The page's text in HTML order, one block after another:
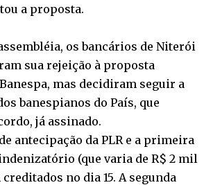
a proposta.
os bancários de Niterói
sua rejeição à proposta
mas decidiram seguir a
banespianos do País, que
já assinado.
antecipação da PLR e a primeira
(que varia de R$ 2 mil
no dia 15. A segunda